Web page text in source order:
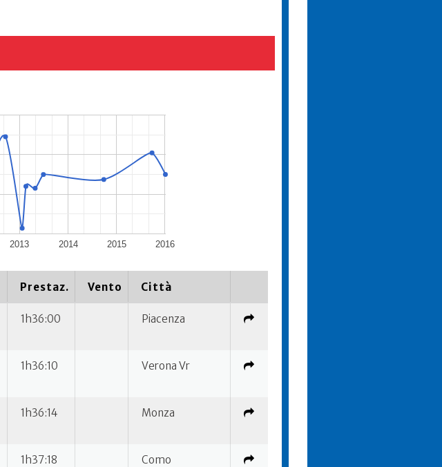
2013 2014 2015 2016
Prestaz. Vento Città
1h36:00 Piacenza
1h36:10 Verona Vr
1h36:14 Monza
1h37:18 Como